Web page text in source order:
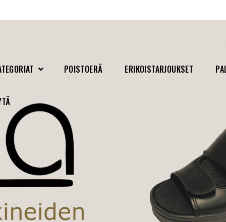
POISTOERÄ ERIKOISTARJOUKSET